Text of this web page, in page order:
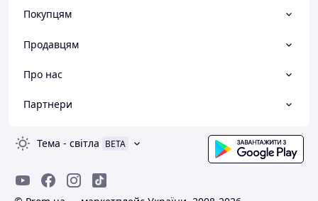
Покупцям
Продавцям
Про нас
Партнери
Тема - світла BETA